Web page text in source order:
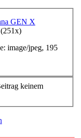
GEN X
(251x)
image/jpeg, 195
keinem